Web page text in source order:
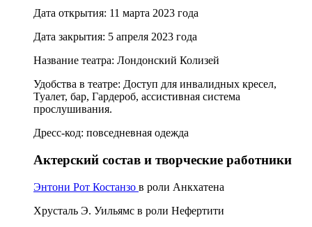
Дата открытия: 11 марта 2023 года
Дата закрытия: 5 апреля 2023 года
Название театра: Лондонский Колизей
Удобства в театре: Доступ для инвалидных кресел,
Туалет, бар, Гардероб, ассистивная система
прослушивания.
Дресс-код: повседневная одежда
Актерский состав и творческие работники
Энтони Рот Костанзо в роли Анкхатена
Хрусталь Э. Уильямс в роли Нефертити